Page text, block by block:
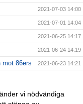
2021-07-03 14:00
2021-07-01 14:04
2021-06-25 14:17
2021-06-24 14:19
mot 86ers 2021-06-23 14:21
2021-06-17 14:25
vi nödvändiga